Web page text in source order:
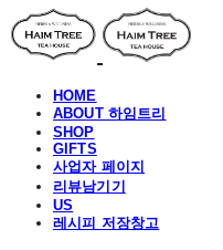
HOME
ABOUT 하임트리
SHOP
GIFTS
사업자 페이지
리뷰남기기
US
레시피 저장창고